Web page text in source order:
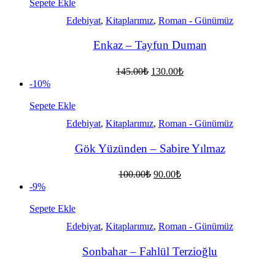
Sepete Ekle
Edebiyat, Kitaplarımız, Roman - Günümüz
Enkaz – Tayfun Duman
145.00₺ Orijinal
130.00₺Şu
-10%
Sepete Ekle
Edebiyat, Kitaplarımız, Roman - Günümüz
Gök Yüzünden – Sabire Yılmaz
100.00₺ Orijinal
90.00₺Şu
-9%
Sepete Ekle
Edebiyat, Kitaplarımız, Roman - Günümüz
Sonbahar – Fahlül Terzioğlu